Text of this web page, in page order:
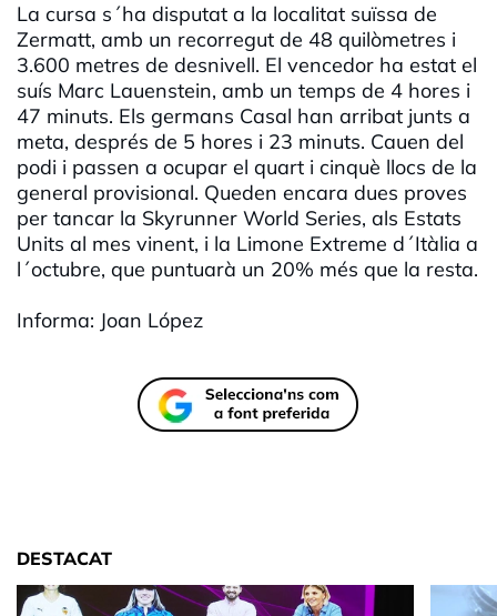
La cursa s´ha disputat a la localitat suïssa de
Zermatt, amb un recorregut de 48 quilòmetres i
3.600 metres de desnivell. El vencedor ha estat el
suís Marc Lauenstein, amb un temps de 4 hores i
47 minuts. Els germans Casal han arribat junts a
meta, després de 5 hores i 23 minuts. Cauen del
podi i passen a ocupar el quart i cinquè llocs de la
general provisional. Queden encara dues proves
per tancar la Skyrunner World Series, als Estats
Units al mes vinent, i la Limone Extreme d´Itàlia a
l´octubre, que puntuarà un 20% més que la resta.
Informa: Joan López
DESTACAT